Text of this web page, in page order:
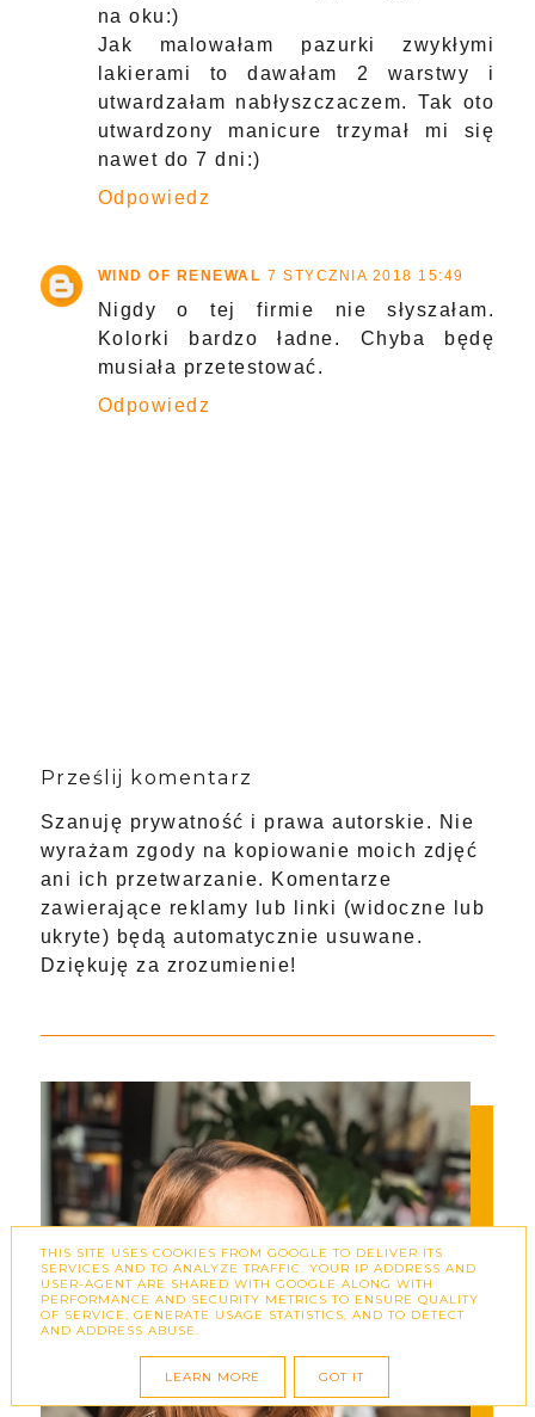
na oku:)
Jak malowałam pazurki zwykłymi
lakierami to dawałam 2 warstwy i
utwardzałam nabłyszczaczem. Tak oto
utwardzony manicure trzymał mi się
nawet do 7 dni:)
Odpowiedz
WIND OF RENEWAL 7 STYCZNIA 2018 15:49
Nigdy o tej firmie nie słyszałam.
Kolorki bardzo ładne. Chyba będę
musiała przetestować.
Odpowiedz
Prześlij komentarz
Szanuję prywatność i prawa autorskie. Nie
wyrażam zgody na kopiowanie moich zdjęć
ani ich przetwarzanie. Komentarze
zawierające reklamy lub linki (widoczne lub
ukryte) będą automatycznie usuwane.
Dziękuję za zrozumienie!
THIS SITE USES COOKIES FROM GOOGLE TO DELIVER ITS
SERVICES AND TO ANALYZE TRAFFIC. YOUR IP ADDRESS AND
USER-AGENT ARE SHARED WITH GOOGLE ALONG WITH
PERFORMANCE AND SECURITY METRICS TO ENSURE QUALITY
OF SERVICE, GENERATE USAGE STATISTICS, AND TO DETECT
AND ADDRESS ABUSE.
LEARN MORE GOT IT